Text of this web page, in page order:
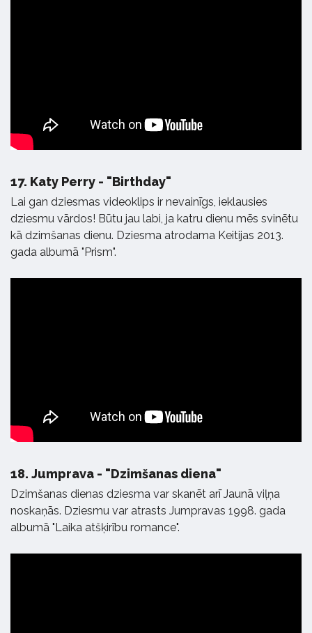
17. Katy Perry - "Birthday"
Lai gan dziesmas videoklips ir nevainīgs, ieklausies
dziesmu vārdos! Būtu jau labi, ja katru dienu mēs svinētu
kā dzimšanas dienu. Dziesma atrodama Keitijas 2013.
gada albumā "Prism".
18. Jumprava - "Dzimšanas diena"
Dzimšanas dienas dziesma var skanēt arī Jaunā viļņa
noskaņās. Dziesmu var atrasts Jumpravas 1998. gada
albumā "Laika atšķirību romance".